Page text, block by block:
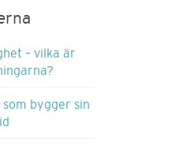
– vilka är
bygger sin